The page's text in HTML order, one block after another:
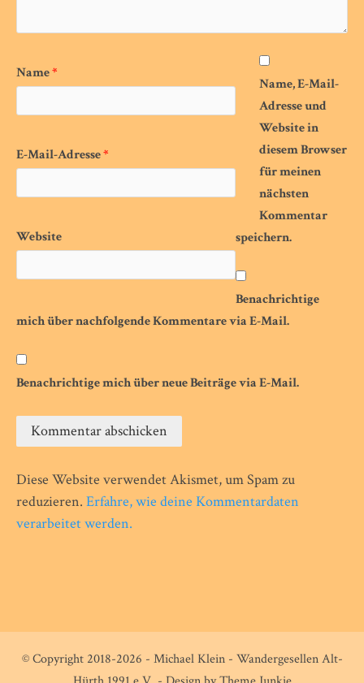
Name*
E-Mail-Adresse*
Website
Name, E-Mail-
Adresse und
Website in
diesem Browser
für meinen
nächsten
Kommentar
speichern.
Benachrichtige
mich über nachfolgende Kommentare via E-Mail.
Benachrichtige mich über neue Beiträge via E-Mail.
Diese Website verwendet Akismet, um Spam zu
reduzieren. Erfahre, wie deine Kommentardaten
verarbeitet werden.
© Copyright 2018-2026 - Michael Klein - Wandergesellen Alt-